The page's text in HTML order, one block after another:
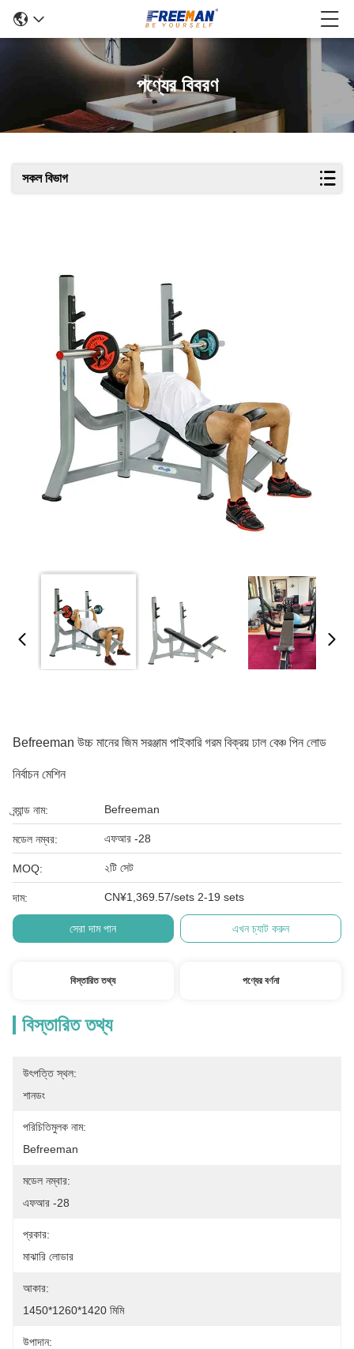
পণ্যের বিবরণ
সকল বিভাগ
Befreeman উচ্চ মানের জিম সরঞ্জাম পাইকারি গরম বিক্রয় ঢাল বেঞ্চ পিন লোড
নির্বাচন মেশিন
ব্র্যান্ড নাম: Befreeman
মডেল নম্বর: এফআর -28
MOQ: ২টি সেট
দাম: CN¥1,369.57/sets 2-19 sets
সেরা দাম পান এখন চ্যাট করুন
বিস্তারিত তথ্য পণ্যের বর্ণনা
বিস্তারিত তথ্য
উৎপত্তি স্থল:
শানডং
পরিচিতিমুলক নাম:
Befreeman
মডেল নম্বার:
এফআর -28
প্রকার:
মাঝারি লোডার
আকার:
1450*1260*1420 মিমি
উপাদান: